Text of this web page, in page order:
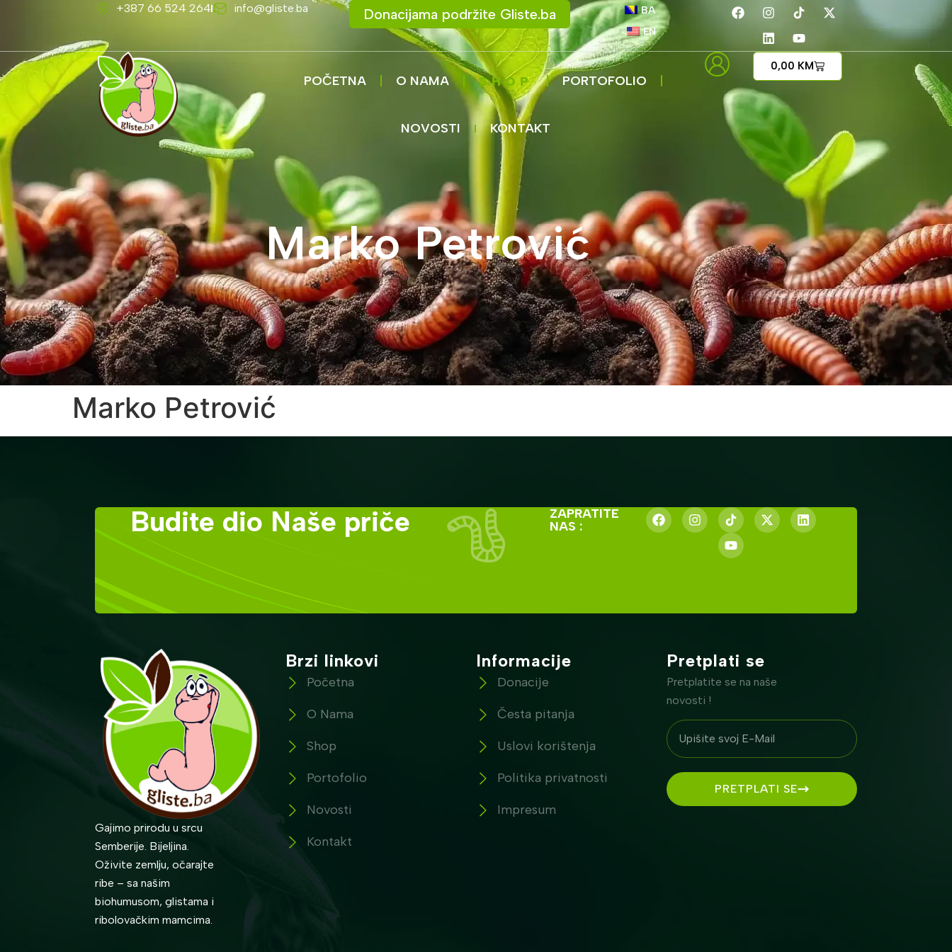
+387 66 524 264 info@gliste.ba Donacijama podržite Gliste.ba
BA
EN
POČETNA O NAMA SHOP PORTOFOLIO
NOVOSTI KONTAKT
0,00 KM
Marko Petrović
Marko Petrović
Budite dio Naše priče
ZAPRATITE
NAS :
Gajimo prirodu u srcu
Semberije. Bijeljina.
Oživite zemlju, očarajte
ribe – sa našim
biohumusom, glistama i
ribolovačkim mamcima.
Brzi linkovi
Početna
O Nama
Shop
Portofolio
Novosti
Kontakt
Informacije
Donacije
Česta pitanja
Uslovi korištenja
Politika privatnosti
Impresum
Pretplati se
Pretplatite se na naše
novosti !
PRETPLATI SE